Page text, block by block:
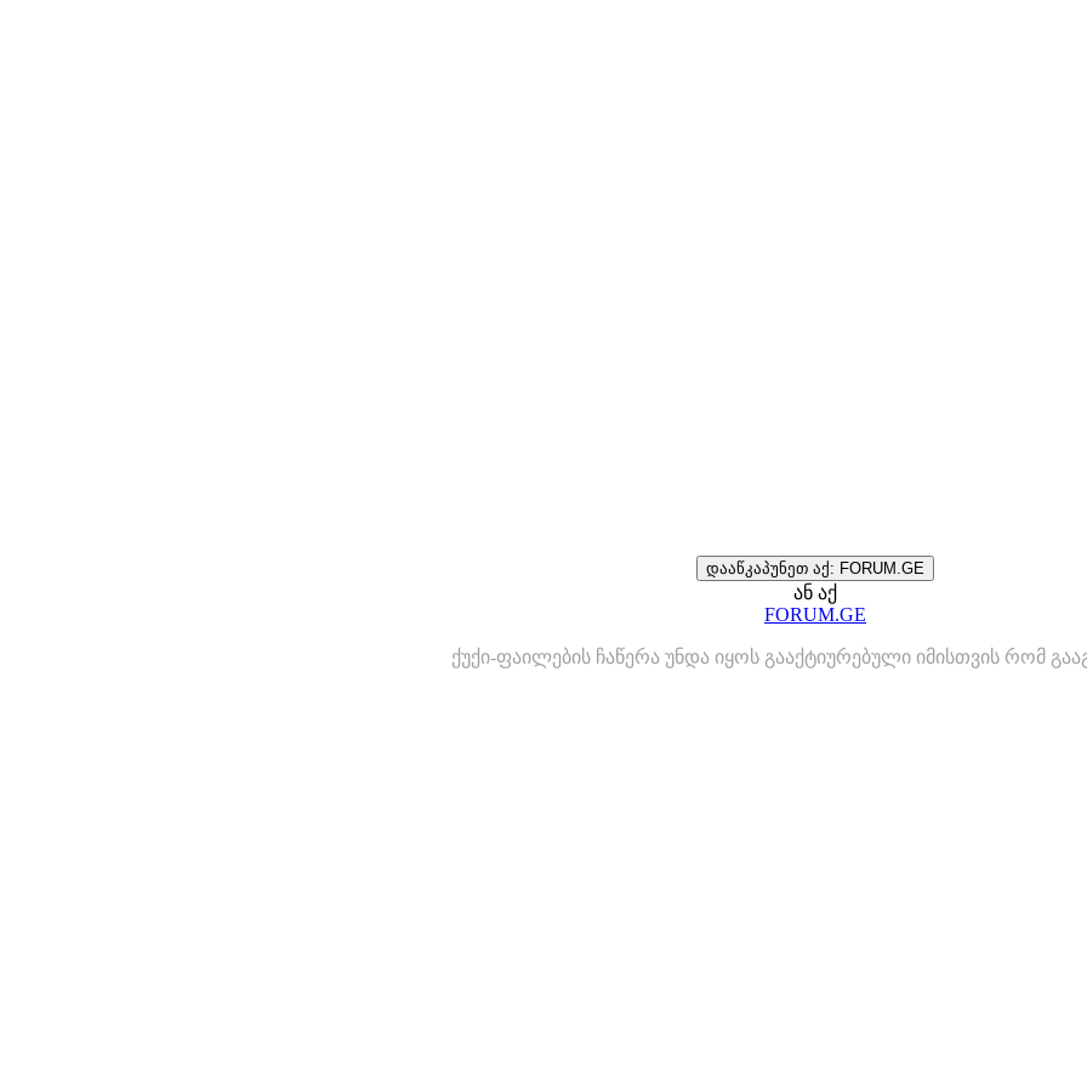
დააწკაპუნეთ აქ: FORUM.GE
ან აქ
FORUM.GE
ქუქი-ფაილების ჩაწერა უნდა იყოს გააქტიურებული იმისთვის რომ